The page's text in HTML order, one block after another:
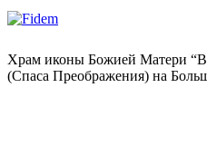
Храм иконы Божией Матери
(Спаса Преображения) на